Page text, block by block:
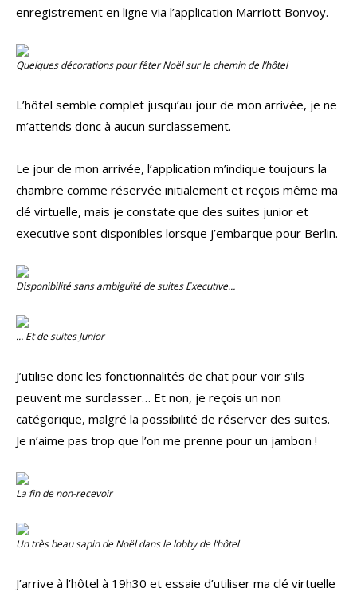
enregistrement en ligne via l’application Marriott Bonvoy.
Quelques décorations pour fêter Noël sur le chemin de l’hôtel
L’hôtel semble complet jusqu’au jour de mon arrivée, je ne
m’attends donc à aucun surclassement.
Le jour de mon arrivée, l’application m’indique toujours la
chambre comme réservée initialement et reçois même ma
clé virtuelle, mais je constate que des suites junior et
executive sont disponibles lorsque j’embarque pour Berlin.
Disponibilité sans ambiguïté de suites Executive…
… Et de suites Junior
J’utilise donc les fonctionnalités de chat pour voir s’ils
peuvent me surclasser… Et non, je reçois un non
catégorique, malgré la possibilité de réserver des suites.
Je n’aime pas trop que l’on me prenne pour un jambon !
La fin de non-recevoir
Un très beau sapin de Noël dans le lobby de l’hôtel
J’arrive à l’hôtel à 19h30 et essaie d’utiliser ma clé virtuelle